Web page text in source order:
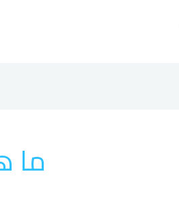
ما